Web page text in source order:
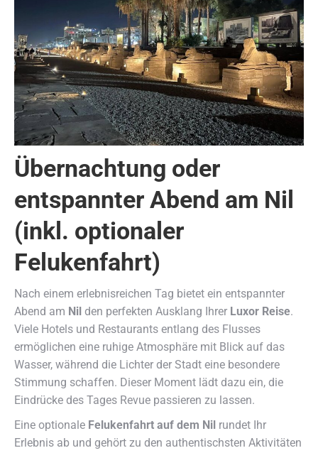
Übernachtung oder
entspannter Abend am Nil
(inkl. optionaler
Felukenfahrt)
Nach einem erlebnisreichen Tag bietet ein entspannter
Abend am Nil den perfekten Ausklang Ihrer Luxor Reise.
Viele Hotels und Restaurants entlang des Flusses
ermöglichen eine ruhige Atmosphäre mit Blick auf das
Wasser, während die Lichter der Stadt eine besondere
Stimmung schaffen. Dieser Moment lädt dazu ein, die
Eindrücke des Tages Revue passieren zu lassen.
Eine optionale Felukenfahrt auf dem Nil rundet Ihr
Erlebnis ab und gehört zu den authentischsten Aktivitäten